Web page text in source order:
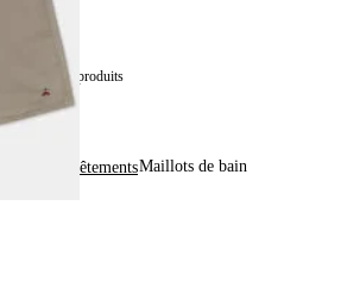
5 produits
VêtementsMaillots de bain